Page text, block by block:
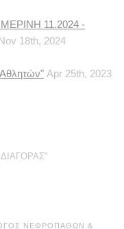
11.2024 -
18th, 2024
Apr 25th, 2023
ΝΕΦΡΟΠΑΘΩΝ &